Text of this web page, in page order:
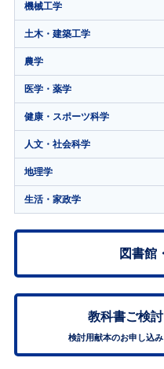
機械工学
土木・建築工学
農学
医学・薬学
健康・スポーツ科学
人文・社会科学
地理学
生活・家政学
図書館
教科書ご検討
検討用献本のお申し込